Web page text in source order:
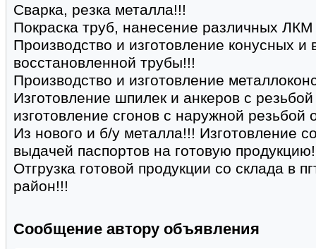
Сварка, резка металла!!!
Покраска труб, нанесение различных
Производство и изготовление конусных
восстановленной трубы!!!
Производство и изготовление
Изготовление шпилек и анкеров с
изготовление сгонов с наружной резьбой
Из нового и б/у металла!!! Изготовление
выдачей паспортов на готовую
Отгрузка готовой продукции со склада в
район!!!
Сообщение автору объявления